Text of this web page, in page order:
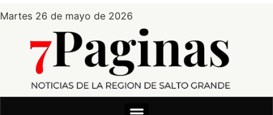
Martes 26 de mayo de 2026